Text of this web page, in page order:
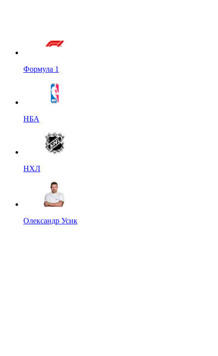
Формула 1
НБА
НХЛ
Олександр Усик